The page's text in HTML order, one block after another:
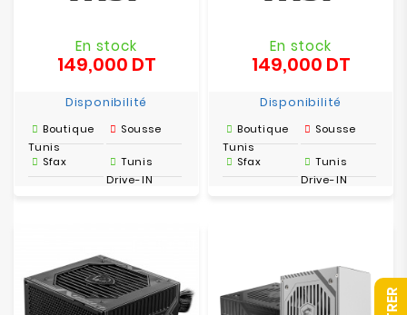
En stock
149,000 DTPrix
Disponibilité
Boutique
Tunis
Sousse
Sfax
Tunis
Drive-IN
En stock
149,000 DTPrix
Disponibilité
Boutique
Tunis
Sousse
Sfax
Tunis
Drive-IN